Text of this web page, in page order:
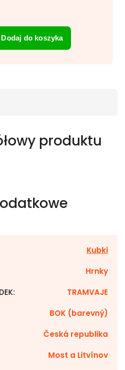
Dodaj do koszyka
produktu
Kubki
Hrnky
: TRAMVAJE
BOK (barevný)
Česká republika
Most a Litvínov